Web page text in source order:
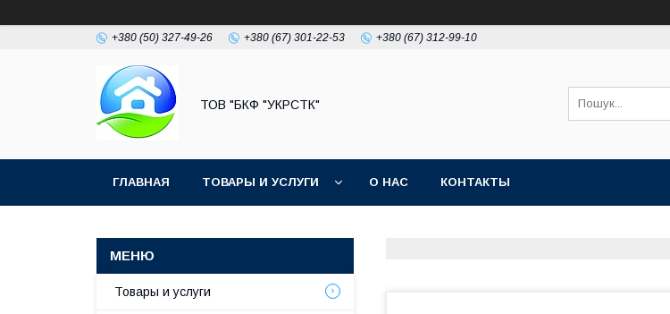
+380 (50) 327-49-26 +380 (67) 301-22-53 +380 (67) 312-99-10
ТОВ "БКФ "УКРСТК"
ГЛАВНАЯ ТОВАРЫ И УСЛУГИ О НАС КОНТАКТЫ
Товары и услуги